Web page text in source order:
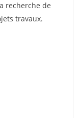
recherche de
travaux.